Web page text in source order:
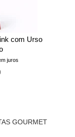
com Urso
juros
GOURMET